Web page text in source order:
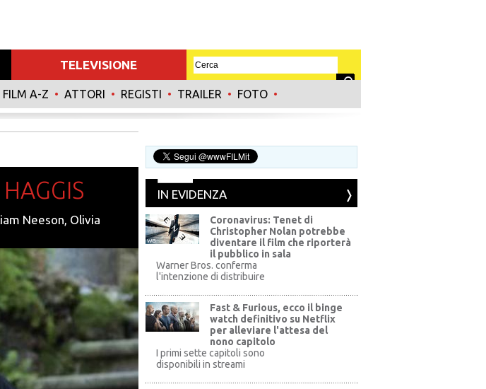
TELEVISIONE
FILM A-Z • ATTORI • REGISTI • TRAILER • FOTO •
Neeson, Olivia
IN EVIDENZA
WB
Coronavirus: Tenet di
Christopher Nolan potrebbe
diventare il film che riporterà
il pubblico in sala
Warner Bros. conferma
l'intenzione di distribuire
Fast & Furious, ecco il binge
watch definitivo su Netflix
per alleviare l'attesa del
nono capitolo
I primi sette capitoli sono
disponibili in streami